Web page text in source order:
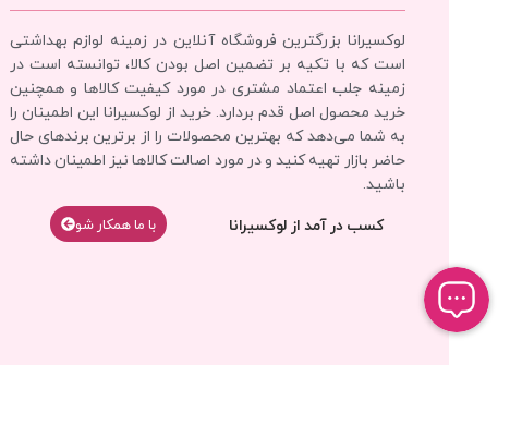
لوکسیرانا بزرگترین فروشگاه آنلاین در زمینه لوازم بهداشتی
است که با تکیه بر تضمین اصل بودن کالا، توانسته است در
زمینه جلب اعتماد مشتری در مورد کیفیت کالاها و همچنین
خرید محصول اصل قدم بردارد. خرید از لوکسیرانا این اطمینان را
به شما می‌دهد که بهترین محصولات را از برترین برندهای حال
حاضر بازار تهیه کنید و در مورد اصالت کالاها نیز اطمینان داشته
باشید.
کسب در آمد از لوکسیرانا با‌‌ ما همکار شو